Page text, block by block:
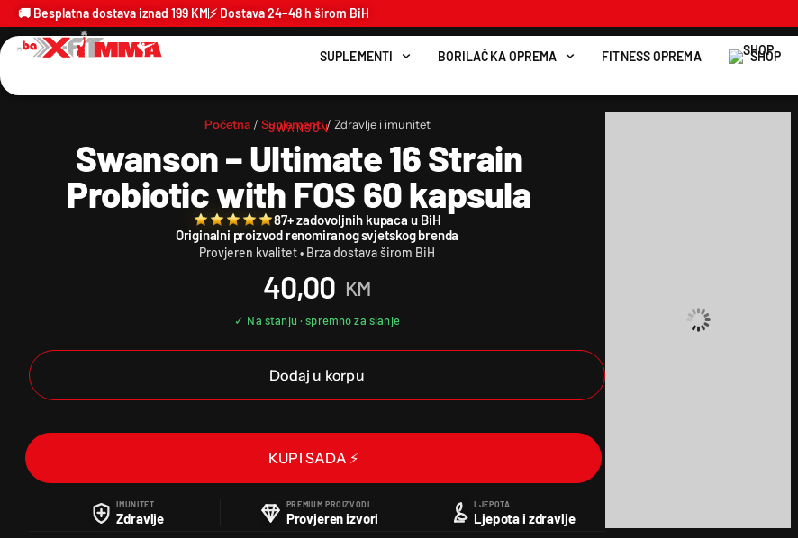
🚚 Besplatna dostava iznad 199 KM⚡ Dostava 24–48 h širom BiH
SUPLEMENTI BORILAČKA OPREMA FITNESS OPREMA SHOP
Početna/ Suplementi/ Zdravlje i imunitet
SWANSON
Swanson – Ultimate 16 Strain
Probiotic with FOS 60 kapsula
87+ zadovoljnih kupaca u BiH
Originalni proizvod renomiranog svjetskog brenda
Provjeren kvalitet • Brza dostava širom BiH
40,00 KM
Dodaj u korpu
KUPI SADA ⚡
IMUNITET
Zdravlje
PREMIUM PROIZVODI
Provjeren izvori
LJEPOTA
Ljepota i zdravlje